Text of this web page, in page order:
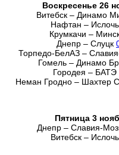
Воскресенье 26
Витебск – Динамо
Нафтан – Ислочь
Крумкачи –
Днепр – Слуцк
Торпедо-БелАЗ –
Гомель – Динамо
Городея – БАТЭ
Неман Гродно – Шахтер
Пятница 3
Днепр – Славия-
Витебск –